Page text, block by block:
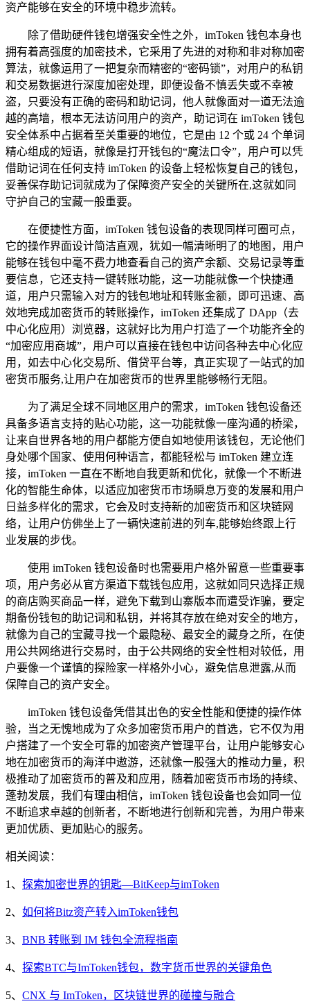
资产能够在安全的环境中稳步流转。
除了借助硬件钱包增强安全性之外，imToken 钱包本身也
拥有着高强度的加密技术，它采用了先进的对称和非对称加密
算法，就像运用了一把复杂而精密的“密码锁”，对用户的私钥
和交易数据进行深度加密处理，即便设备不慎丢失或不幸被
盗，只要没有正确的密码和助记词，他人就像面对一道无法逾
越的高墙，根本无法访问用户的资产，助记词在 imToken 钱包
安全体系中占据着至关重要的地位，它是由 12 个或 24 个单词
精心组成的短语，就像是打开钱包的“魔法口令”，用户可以凭
借助记词在任何支持 imToken 的设备上轻松恢复自己的钱包，
妥善保存助记词就成为了保障资产安全的关键所在,这就如同
守护自己的宝藏一般重要。
在便捷性方面，imToken 钱包设备的表现同样可圈可点，
它的操作界面设计简洁直观，犹如一幅清晰明了的地图，用户
能够在钱包中毫不费力地查看自己的资产余额、交易记录等重
要信息，它还支持一键转账功能，这一功能就像一个快捷通
道，用户只需输入对方的钱包地址和转账金额，即可迅速、高
效地完成加密货币的转账操作，imToken 还集成了 DApp（去
中心化应用）浏览器，这就好比为用户打造了一个功能齐全的
“加密应用商城”，用户可以直接在钱包中访问各种去中心化应
用，如去中心化交易所、借贷平台等，真正实现了一站式的加
密货币服务,让用户在加密货币的世界里能够畅行无阻。
为了满足全球不同地区用户的需求，imToken 钱包设备还
具备多语言支持的贴心功能，这一功能就像一座沟通的桥梁，
让来自世界各地的用户都能方便自如地使用该钱包，无论他们
身处哪个国家、使用何种语言，都能轻松与 imToken 建立连
接，imToken 一直在不断地自我更新和优化，就像一个不断进
化的智能生命体，以适应加密货币市场瞬息万变的发展和用户
日益多样化的需求，它会及时支持新的加密货币和区块链网
络，让用户仿佛坐上了一辆快速前进的列车,能够始终跟上行
业发展的步伐。
使用 imToken 钱包设备时也需要用户格外留意一些重要事
项，用户务必从官方渠道下载钱包应用，这就如同只选择正规
的商店购买商品一样，避免下载到山寨版本而遭受诈骗，要定
期备份钱包的助记词和私钥，并将其存放在绝对安全的地方，
就像为自己的宝藏寻找一个最隐秘、最安全的藏身之所，在使
用公共网络进行交易时，由于公共网络的安全性相对较低，用
户要像一个谨慎的探险家一样格外小心，避免信息泄露,从而
保障自己的资产安全。
imToken 钱包设备凭借其出色的安全性能和便捷的操作体
验，当之无愧地成为了众多加密货币用户的首选，它不仅为用
户搭建了一个安全可靠的加密资产管理平台，让用户能够安心
地在加密货币的海洋中遨游，还就像一股强大的推动力量，积
极推动了加密货币的普及和应用，随着加密货币市场的持续、
蓬勃发展，我们有理由相信，imToken 钱包设备也会如同一位
不断追求卓越的创新者，不断地进行创新和完善，为用户带来
更加优质、更加贴心的服务。
相关阅读：
1、 探索加密世界的钥匙—BitKeep与imToken
2、 如何将Bitz资产转入imToken钱包
3、 BNB 转账到 IM 钱包全流程指南
4、 探索BTC与ImToken钱包，数字货币世界的关键角色
5、 CNX 与 ImToken，区块链世界的碰撞与融合